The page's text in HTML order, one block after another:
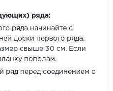
ряда:
ряда начинайте с
доски первого ряда.
свыше 30 см. Если
пополам.
ряд перед соединением с